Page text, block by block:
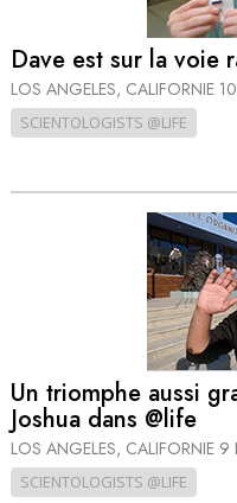
Dave est sur la voie
LOS ANGELES, CALIFORNIE
SCIENTOLOGISTS @LIFE
Un triomphe aussi
Joshua dans @life
LOS ANGELES, CALIFORNIE 9
SCIENTOLOGISTS @LIFE